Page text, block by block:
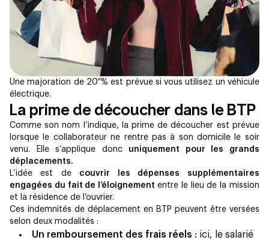
Une majoration de 20 % est prévue si vous utilisez un véhicule
électrique.
La prime de découcher dans le BTP
Comme son nom l’indique, la prime de découcher est prévue
lorsque le collaborateur ne rentre pas à son domicile le soir
venu. Elle s’applique donc uniquement pour les grands
déplacements.
L’idée est de couvrir les dépenses supplémentaires
engagées du fait de l’éloignement entre le lieu de la mission
et la résidence de l’ouvrier.
Ces indemnités de déplacement en BTP peuvent être versées
selon deux modalités :
Un remboursement des frais réels : ici, le salarié